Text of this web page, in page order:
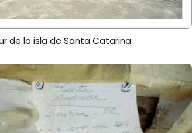
de la isla de Santa Catarina.